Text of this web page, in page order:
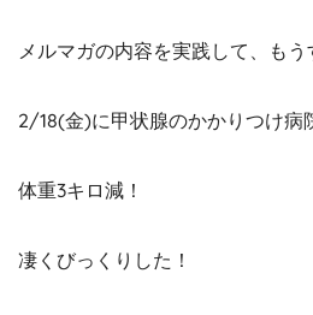
メルマガの内容を実践して、もう
2/18(金)に甲状腺のかかりつけ病
体重3キロ減！
凄くびっくりした！